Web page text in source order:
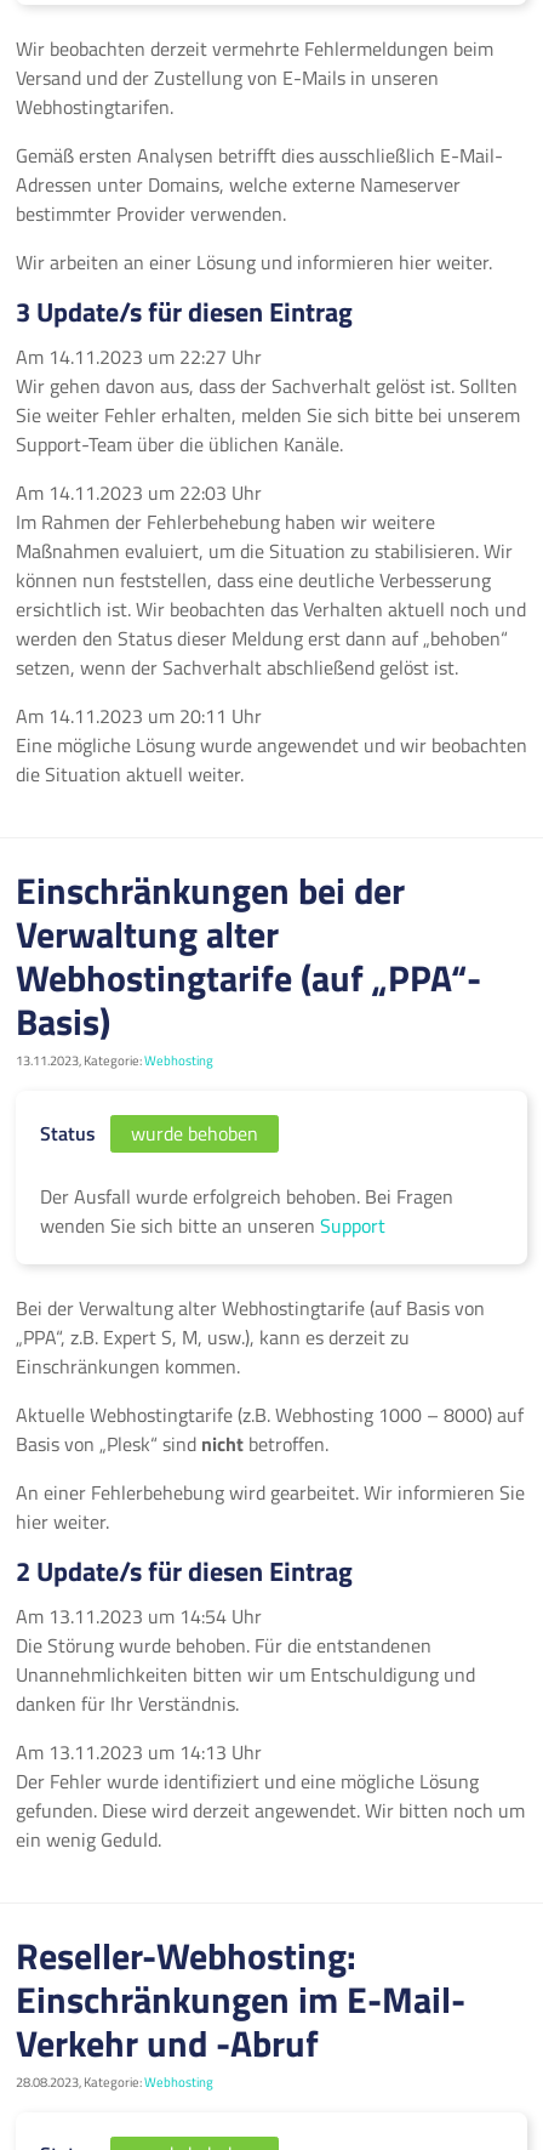
Wir beobachten derzeit vermehrte Fehlermeldungen beim
Versand und der Zustellung von E-Mails in unseren
Webhostingtarifen.
Gemäß ersten Analysen betrifft dies ausschließlich E-Mail-
Adressen unter Domains, welche externe Nameserver
bestimmter Provider verwenden.
Wir arbeiten an einer Lösung und informieren hier weiter.
3 Update/s für diesen Eintrag
Am 14.11.2023 um 22:27 Uhr
Wir gehen davon aus, dass der Sachverhalt gelöst ist. Sollten
Sie weiter Fehler erhalten, melden Sie sich bitte bei unserem
Support-Team über die üblichen Kanäle.
Am 14.11.2023 um 22:03 Uhr
Im Rahmen der Fehlerbehebung haben wir weitere
Maßnahmen evaluiert, um die Situation zu stabilisieren. Wir
können nun feststellen, dass eine deutliche Verbesserung
ersichtlich ist. Wir beobachten das Verhalten aktuell noch und
werden den Status dieser Meldung erst dann auf „behoben“
setzen, wenn der Sachverhalt abschließend gelöst ist.
Am 14.11.2023 um 20:11 Uhr
Eine mögliche Lösung wurde angewendet und wir beobachten
die Situation aktuell weiter.
Einschränkungen bei der
Verwaltung alter
Webhostingtarife (auf „PPA“-
Basis)
13.11.2023, Kategorie:Webhosting
Status wurde behoben
Der Ausfall wurde erfolgreich behoben. Bei Fragen
wenden Sie sich bitte an unseren Support
Bei der Verwaltung alter Webhostingtarife (auf Basis von
„PPA“, z.B. Expert S, M, usw.), kann es derzeit zu
Einschränkungen kommen.
Aktuelle Webhostingtarife (z.B. Webhosting 1000 – 8000) auf
Basis von „Plesk“ sind nichtbetroffen.
An einer Fehlerbehebung wird gearbeitet. Wir informieren Sie
hier weiter.
2 Update/s für diesen Eintrag
Am 13.11.2023 um 14:54 Uhr
Die Störung wurde behoben. Für die entstandenen
Unannehmlichkeiten bitten wir um Entschuldigung und
danken für Ihr Verständnis.
Am 13.11.2023 um 14:13 Uhr
Der Fehler wurde identifiziert und eine mögliche Lösung
gefunden. Diese wird derzeit angewendet. Wir bitten noch um
ein wenig Geduld.
Reseller-Webhosting:
Einschränkungen im E-Mail-
Verkehr und -Abruf
28.08.2023, Kategorie:Webhosting